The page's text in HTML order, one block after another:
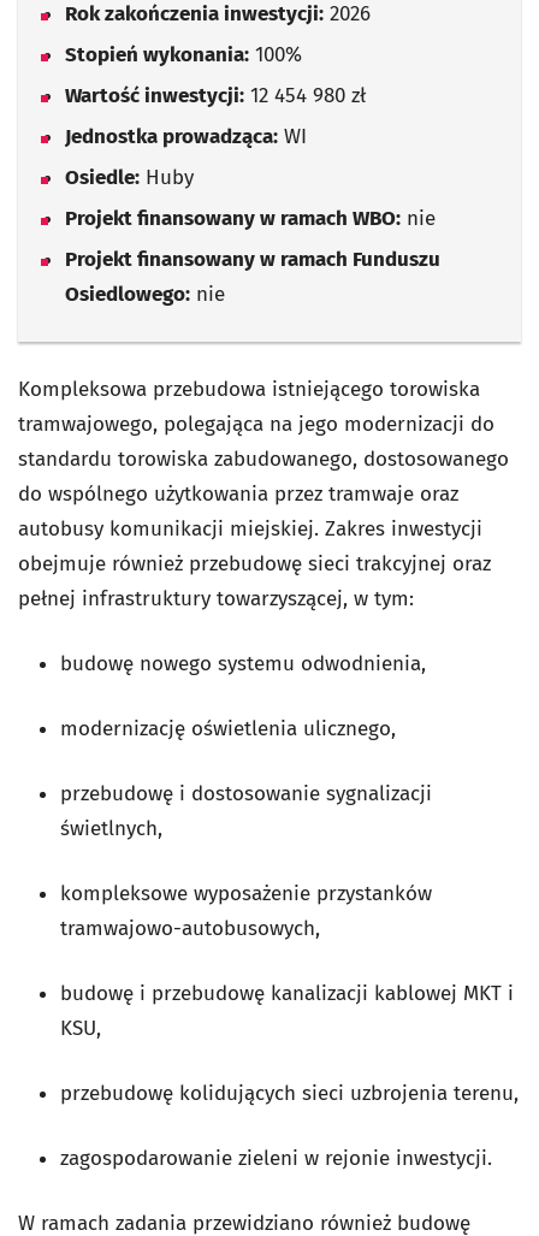
Rok zakończenia inwestycji: 2026
Stopień wykonania: 100%
Wartość inwestycji: 12 454 980 zł
Jednostka prowadząca: WI
Osiedle: Huby
Projekt finansowany w ramach WBO: nie
Projekt finansowany w ramach Funduszu
Osiedlowego: nie
Kompleksowa przebudowa istniejącego torowiska
tramwajowego, polegająca na jego modernizacji do
standardu torowiska zabudowanego, dostosowanego
do wspólnego użytkowania przez tramwaje oraz
autobusy komunikacji miejskiej. Zakres inwestycji
obejmuje również przebudowę sieci trakcyjnej oraz
pełnej infrastruktury towarzyszącej, w tym:
budowę nowego systemu odwodnienia,
modernizację oświetlenia ulicznego,
przebudowę i dostosowanie sygnalizacji
świetlnych,
kompleksowe wyposażenie przystanków
tramwajowo-autobusowych,
budowę i przebudowę kanalizacji kablowej MKT i
KSU,
przebudowę kolidujących sieci uzbrojenia terenu,
zagospodarowanie zieleni w rejonie inwestycji.
W ramach zadania przewidziano również budowę